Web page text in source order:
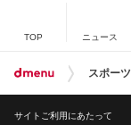
TOP ニュース
スポーツ
サイトご利用にあたって